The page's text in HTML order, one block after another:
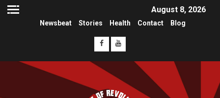
August 8, 2026
Newsbeat Stories Health Contact Blog